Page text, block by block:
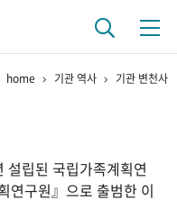
home 기관 역사 기관 변천사
설립된 국립가족계획연
연구원』으로 출범한 이